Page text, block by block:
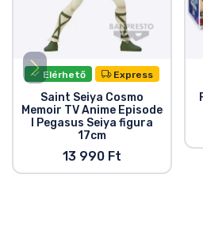
Elérhető Express
Saint Seiya Cosmo
Memoir TV Anime Episode
I Pegasus Seiya figura
17cm
13 990 Ft